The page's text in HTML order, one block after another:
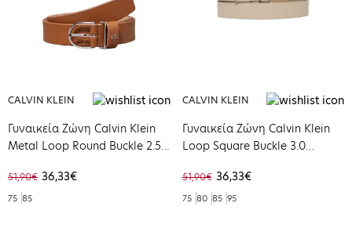
CALVIN KLEIN
Γυναικεία Ζώνη Calvin Klein
Metal Loop Round Buckle 2.5
51,90€ 36,33€
75 85
CALVIN KLEIN
Γυναικεία Ζώνη Calvin Klein
Loop Square Buckle 3.0
51,90€ 36,33€
75 80 85 95